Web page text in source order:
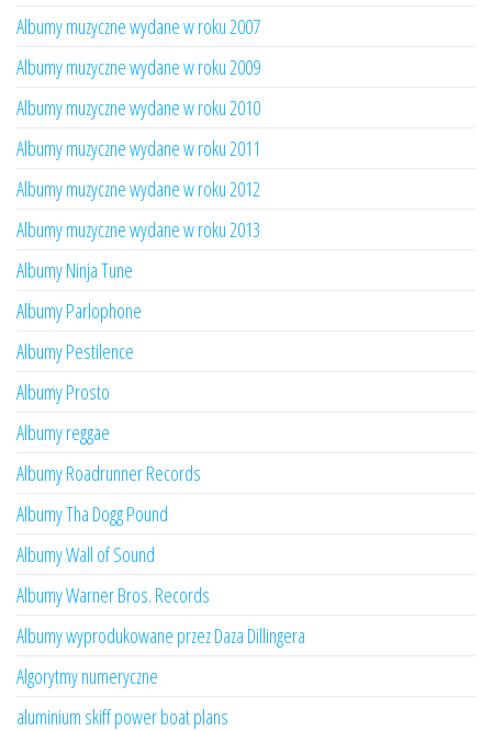
Albumy muzyczne wydane w roku 2007
Albumy muzyczne wydane w roku 2009
Albumy muzyczne wydane w roku 2010
Albumy muzyczne wydane w roku 2011
Albumy muzyczne wydane w roku 2012
Albumy muzyczne wydane w roku 2013
Albumy Ninja Tune
Albumy Parlophone
Albumy Pestilence
Albumy Prosto
Albumy reggae
Albumy Roadrunner Records
Albumy Tha Dogg Pound
Albumy Wall of Sound
Albumy Warner Bros. Records
Albumy wyprodukowane przez Daza Dillingera
Algorytmy numeryczne
aluminium skiff power boat plans